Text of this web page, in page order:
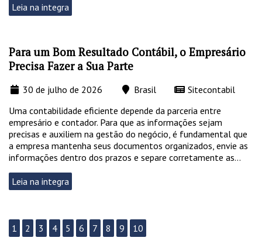
Leia na integra
Para um Bom Resultado Contábil, o Empresário
Precisa Fazer a Sua Parte
30 de julho de 2026 Brasil
Sitecontabil
Uma contabilidade eficiente depende da parceria entre
empresário e contador. Para que as informações sejam
precisas e auxiliem na gestão do negócio, é fundamental que
a empresa mantenha seus documentos organizados, envie as
informações dentro dos prazos e separe corretamente as...
Leia na integra
1 2 3 4 5 6 7 8 9 10